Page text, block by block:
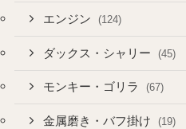
エンジン (124)
ダックス・シャリー (45)
モンキー・ゴリラ (67)
金属磨き・バフ掛け (19)